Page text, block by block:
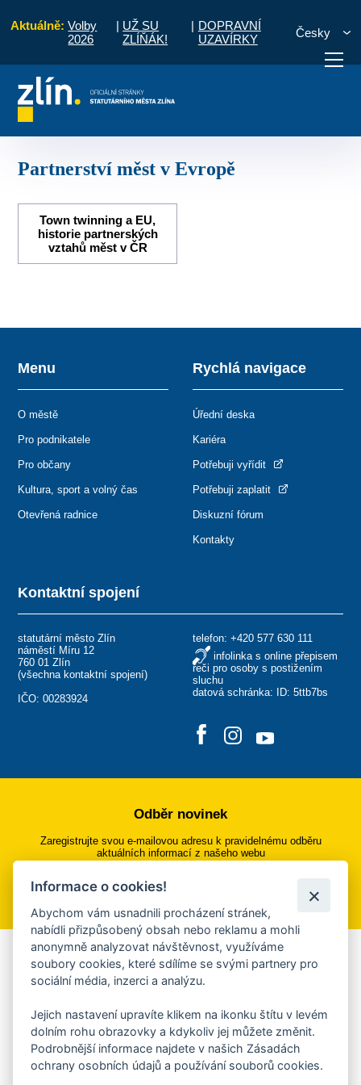
Aktuálně: Volby
2026
| UŽ SU
ZLÍŇÁK!
| DOPRAVNÍ
UZAVÍRKY
Česky
Potřebuji zaplatit
Partnerství měst v Evropě
Town twinning a EU,
historie partnerských
vztahů měst v ČR
Kontaktní spojení
statutární město Zlín
náměstí Míru 12
760 01 Zlín
(všechna kontaktní spojení)
IČO: 00283924
telefon: +420 577 630 111
infolinka s online přepisem
řeči pro osoby s postižením
sluchu
datová schránka: ID: 5ttb7bs
Menu
O městě
Pro podnikatele
Pro občany
Kultura, sport a volný čas
Otevřená radnice
Rychlá navigace
Úřední deska
Kariéra
Potřebuji vyřídit
Potřebuji zaplatit
Diskuzní fórum
Kontakty
Odběr novinek
Zaregistrujte svou e-mailovou adresu k pravidelnému odběru
aktuálních informací z našeho webu
Přihlásit se k odběru
Aplikace Mobilní rozhlas
Chcete dostávat do svého mobilu či mailu upozornění na
ankety, pozvánky na kulturní a sportovní akce?
Více informací o aplikaci
Informace o cookies!
Abychom vám usnadnili procházení stránek,
nabídli přizpůsobený obsah nebo reklamu a mohli
anonymně analyzovat návštěvnost, využíváme
soubory cookies, které sdílíme se svými partnery pro
sociální média, inzerci a analýzu.
Jejich nastavení upravíte klikem na ikonku štítu v levém
dolním rohu obrazovky a kdykoliv jej můžete změnit.
Podrobnější informace najdete v našich Zásadách
ochrany osobních údajů a používání souborů cookies.